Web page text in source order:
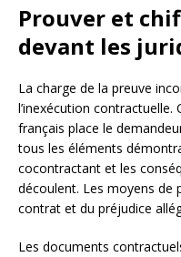
Prouver et
devant les
La charge de la preuve
l’inexécution
français place le
tous les éléments
cocontractant et les
découlent. Les moyens de
contrat et du préjudice
Les documents